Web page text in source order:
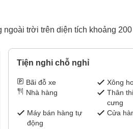
trời trên diện tích khoảng 200
Tiện nghi chỗ nghỉ
Bãi đỗ xe
Xông
Nhà hàng
Thân
cưng
Máy bán hàng tự
động
Cửa